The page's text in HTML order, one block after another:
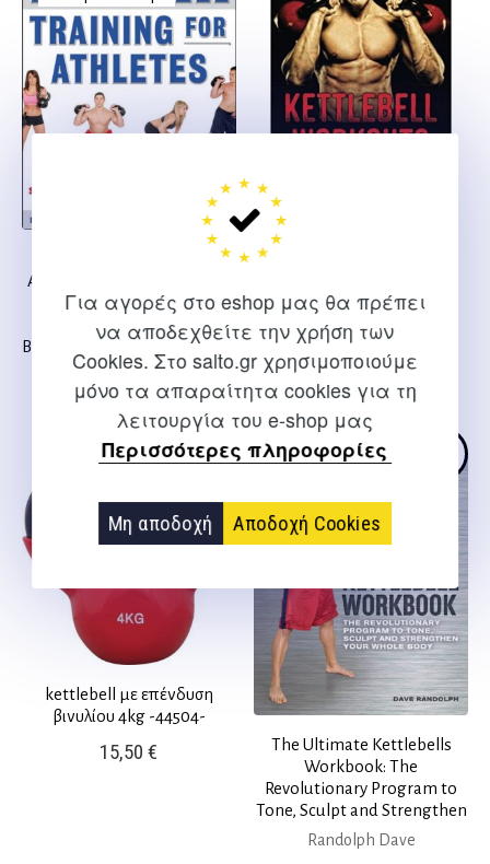
Για αγορές στο eshop μας θα πρέπει
να αποδεχθείτε την χρήση των
Cookies. Στο salto.gr χρησιμοποιούμε
μόνο τα απαραίτητα cookies για τη
λειτουργία του e-shop μας
Περισσότερες πληροφορίες
Μη αποδοχή Αποδοχή Cookies
Athletes: Develop Explosive
Power and Strength for
Martial Arts, Football,
Basketball, and Other Sports
Sage Surfire
kettlebell με επένδυση
βινυλίου 4kg -44504-
15,50€
The Ultimate Kettlebells
Workbook: The
Revolutionary Program to
Tone, Sculpt and Strengthen
Randolph Dave